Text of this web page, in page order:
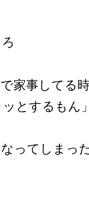
家事してる
とするもん
ってしまっ